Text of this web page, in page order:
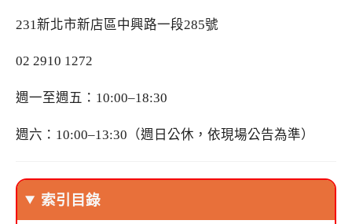
231新北市新店區中興路一段285號
02 2910 1272
週一至週五：10:00–18:30
週六：10:00–13:30（週日公休，依現場公告為準）
索引目錄